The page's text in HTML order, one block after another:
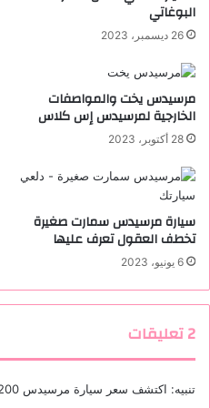
ر
و
ي
ي
ص
ي
ة
؟
البوغاتي
26 ديسمبر، 2023
مرسيدس يخت والمواصفات
الخارجية لمرسيدس إس كلاس
28 أكتوبر، 2023
سيارة مرسيدس سمارت صغيرة
تخطف العقول تعرف عليها
6 يونيو، 2023
‫2 تعليقات
تنبيه: اكتشف سعر سيارة مرسيدس e200 بالسعودية - دلعي سيارتك